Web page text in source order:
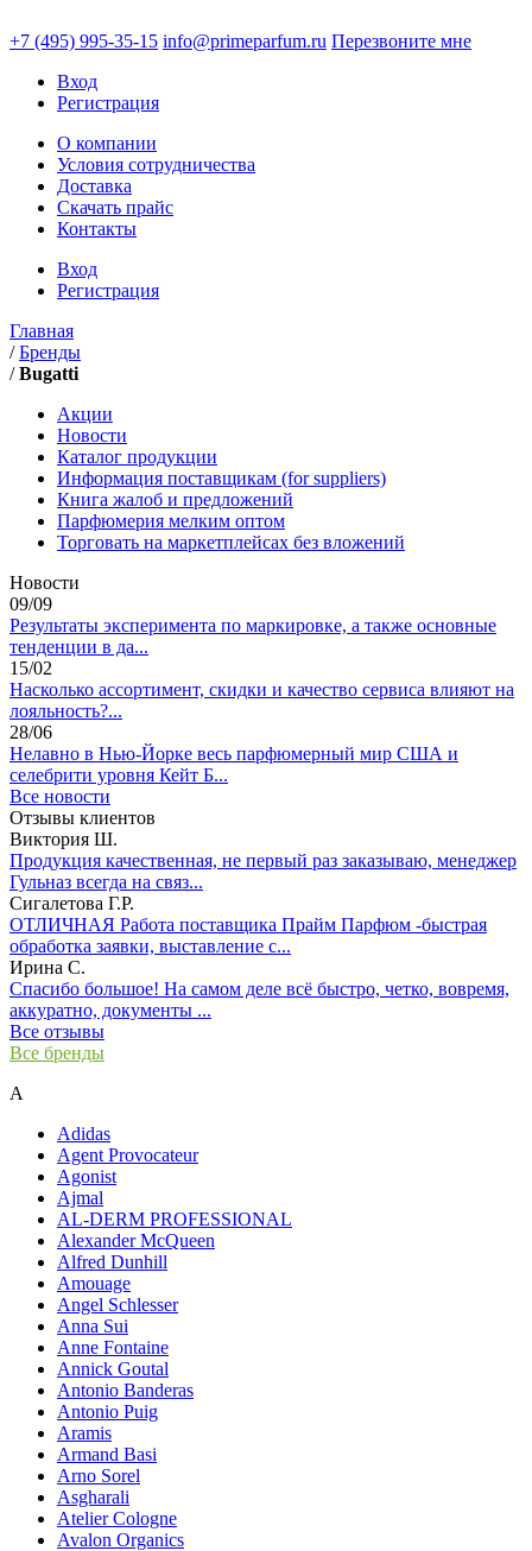
+7 (495) 995-35-15 info@primeparfum.ru Перезвоните мне
Вход
Регистрация
О компании
Условия сотрудничества
Доставка
Скачать прайс
Контакты
Вход
Регистрация
Главная
/Бренды
/Bugatti
Акции
Новости
Каталог продукции
Информация поставщикам (for suppliers)
Книга жалоб и предложений
Парфюмерия мелким оптом
Торговать на маркетплейсах без вложений
Новости
09/09
Результаты эксперимента по маркировке, а также основные
тенденции в да...
15/02
Насколько ассортимент, скидки и качество сервиса влияют на
лояльность?...
28/06
Нелавно в Нью-Йорке весь парфюмерный мир США и
селебрити уровня Кейт Б...
Все новости
Отзывы клиентов
Виктория Ш.
Продукция качественная, не первый раз заказываю, менеджер
Гульназ всегда на связ...
Сигалетова Г.Р.
ОТЛИЧНАЯ Работа поставщика Прайм Парфюм -быстрая
обработка заявки, выставление с...
Ирина С.
Спасибо большое! На самом деле всё быстро, четко, вовремя,
аккуратно, документы ...
Все отзывы
Все бренды
A
Adidas
Agent Provocateur
Agonist
Ajmal
AL-DERM PROFESSIONAL
Alexander McQueen
Alfred Dunhill
Amouage
Angel Schlesser
Anna Sui
Anne Fontaine
Annick Goutal
Antonio Banderas
Antonio Puig
Aramis
Armand Basi
Arno Sorel
Asgharali
Atelier Cologne
Avalon Organics